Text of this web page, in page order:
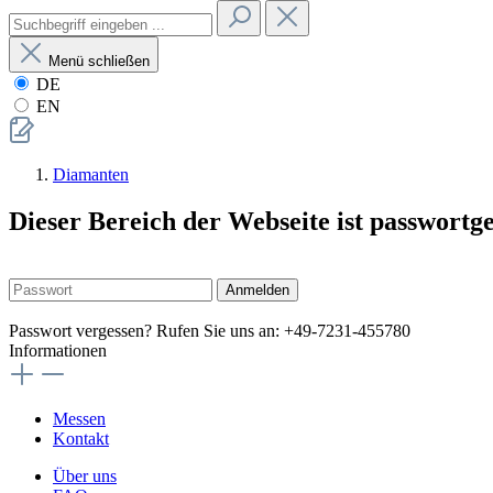
Menü schließen
DE
EN
Diamanten
Dieser Bereich der Webseite ist
Anmelden
Passwort vergessen? Rufen Sie uns an: +49-7231-455780
Informationen
Messen
Kontakt
Über uns